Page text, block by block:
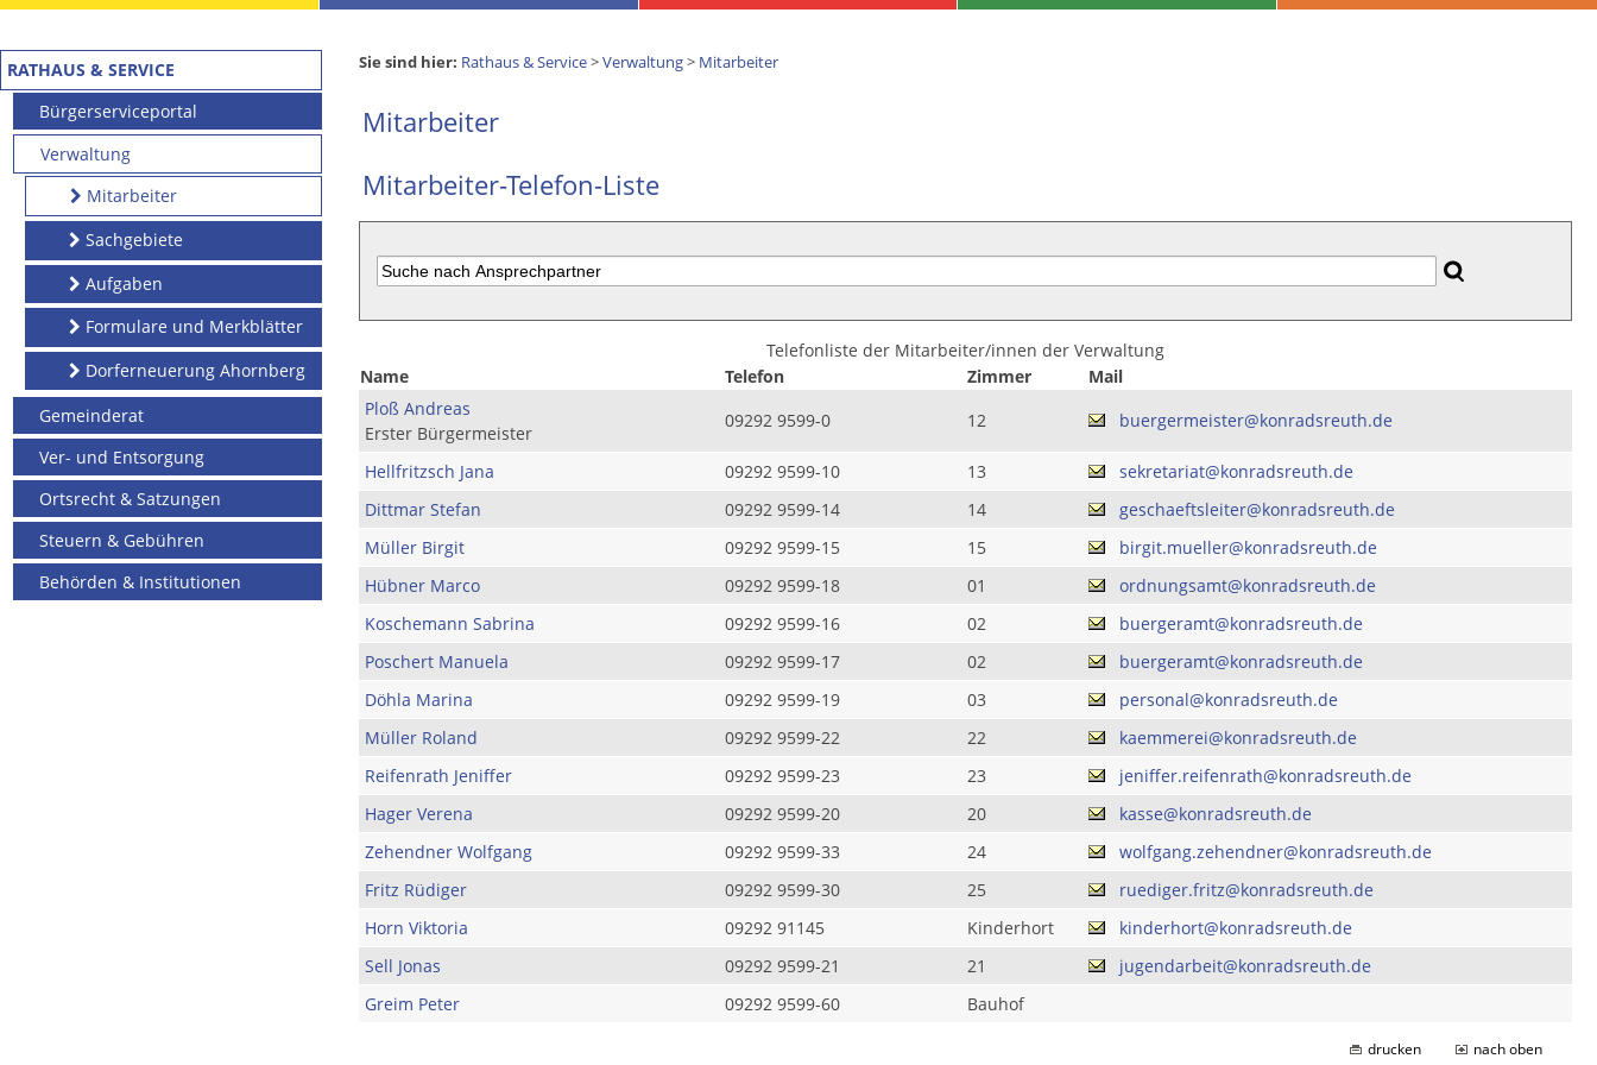
RATHAUS & SERVICE
Bürgerserviceportal
Verwaltung
Mitarbeiter
Sachgebiete
Aufgaben
Formulare und Merkblätter
Dorferneuerung Ahornberg
Gemeinderat
Ver- und Entsorgung
Ortsrecht & Satzungen
Steuern & Gebühren
Behörden & Institutionen
Sie sind hier: Rathaus & Service>Verwaltung> Mitarbeiter
Mitarbeiter
Mitarbeiter-Telefon-Liste
Telefonliste der Mitarbeiter/innen der Verwaltung
Name
Telefon Zimmer
Mail
Ploß Andreas
Erster Bürgermeister
09292 9599-0 12 buergermeister@konradsreuth.de
Hellfritzsch Jana 09292 9599-10 13
sekretariat@konradsreuth.de
Dittmar Stefan
09292 9599-14 14
geschaeftsleiter@konradsreuth.de
Müller Birgit
09292 9599-15 15
birgit.mueller@konradsreuth.de
Hübner Marco
09292 9599-18 01
ordnungsamt@konradsreuth.de
Koschemann Sabrina
09292 9599-16 02
buergeramt@konradsreuth.de
Poschert Manuela
09292 9599-17 02
buergeramt@konradsreuth.de
Döhla Marina
09292 9599-19 03
personal@konradsreuth.de
Müller Roland
09292 9599-22 22
kaemmerei@konradsreuth.de
Reifenrath Jeniffer
09292 9599-23 23
jeniffer.reifenrath@konradsreuth.de
Hager Verena
09292 9599-20 20
kasse@konradsreuth.de
Zehendner Wolfgang
09292 9599-33 24
wolfgang.zehendner@konradsreuth.de
Fritz Rüdiger
09292 9599-30 25
ruediger.fritz@konradsreuth.de
Horn Viktoria
09292 91145 Kinderhort
kinderhort@konradsreuth.de
Sell Jonas
09292 9599-21 21
jugendarbeit@konradsreuth.de
Greim Peter
09292 9599-60 Bauhof
drucken nach oben